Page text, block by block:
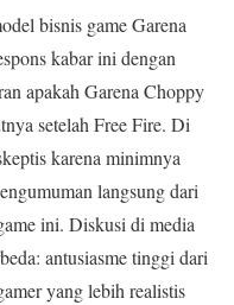
bisnis game Garena
kabar ini dengan
apakah Garena Choppy
setelah Free Fire. Di
karena minimnya
langsung dari
ini. Diskusi di media
antusiasme tinggi dari
yang lebih realistis